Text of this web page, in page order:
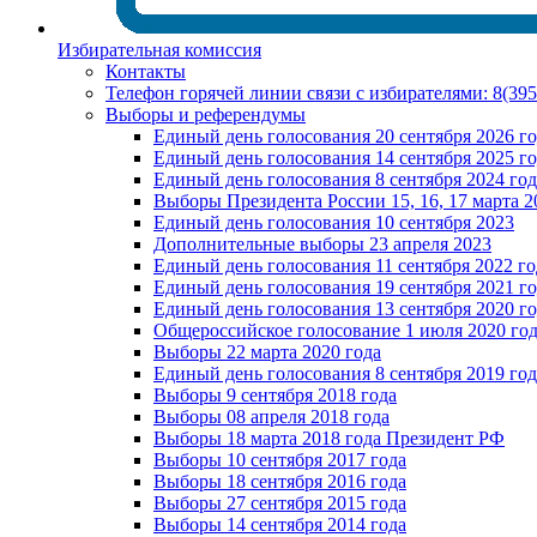
Избирательная комиссия
Контакты
Телефон горячей линии связи с избирателями:
Выборы и референдумы
Единый день голосования 20 сентября 2026
Единый день голосования 14 сентября 2025
Единый день голосования 8 сентября 2024
Выборы Президента России 15, 16, 17 марта
Единый день голосования 10 сентября 2023
Дополнительные выборы 23 апреля 2023
Единый день голосования 11 сентября 2022
Единый день голосования 19 сентября 2021
Единый день голосования 13 сентября 2020
Общероссийское голосование 1 июля 2020
Выборы 22 марта 2020 года
Единый день голосования 8 сентября 2019
Выборы 9 сентября 2018 года
Выборы 08 апреля 2018 года
Выборы 18 марта 2018 года Президент РФ
Выборы 10 сентября 2017 года
Выборы 18 сентября 2016 года
Выборы 27 сентября 2015 года
Выборы 14 сентября 2014 года